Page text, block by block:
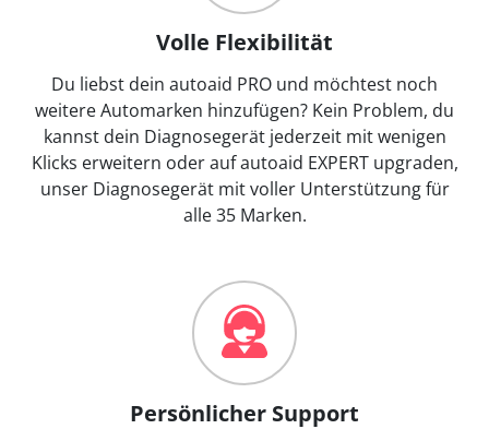
Volle Flexibilität
Du liebst dein autoaid PRO und möchtest noch
weitere Automarken hinzufügen? Kein Problem, du
kannst dein Diagnosegerät jederzeit mit wenigen
Klicks erweitern oder auf autoaid EXPERT upgraden,
unser Diagnosegerät mit voller Unterstützung für
alle 35 Marken.
Persönlicher Support